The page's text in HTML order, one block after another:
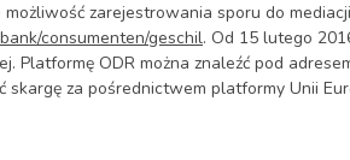
zarejestrowania sporu do
consumenten/geschil. Od 15 lutego
Platformę ODR można znaleźć pod
skargę za pośrednictwem platformy Unii